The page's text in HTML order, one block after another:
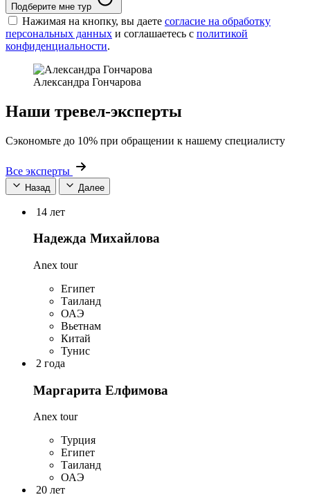
Подберите мне тур
Нажимая на кнопку, вы даете согласие на обработку
персональных данных и соглашаетесь c политикой
конфиденциальности.
Александра Гончарова
Наши тревел-эксперты
Сэкономьте до 10% при обращении к нашему специалисту
Все эксперты
Назад Далее
14 лет
Надежда Михайлова
Anex tour
Египет
Таиланд
ОАЭ
Вьетнам
Китай
Тунис
2 года
Маргарита Елфимова
Anex tour
Турция
Египет
Таиланд
ОАЭ
20 лет